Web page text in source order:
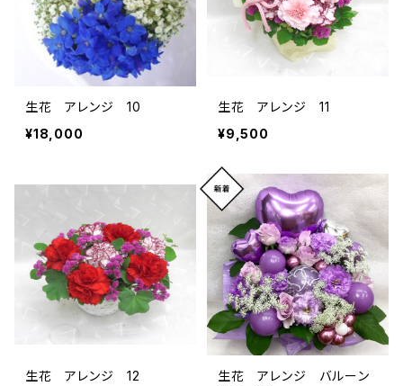
生花 アレンジ 10
¥18,000
生花 アレンジ 11
¥9,500
生花 アレンジ 12
生花 アレンジ バルーン